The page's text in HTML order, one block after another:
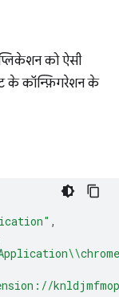
को ऐसी
के कॉन्फ़िगरेशन के
,